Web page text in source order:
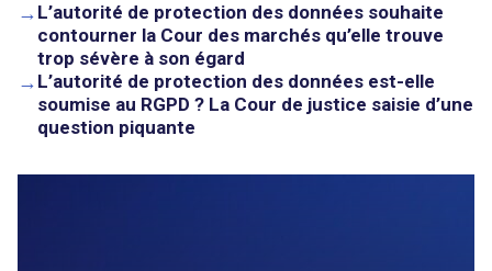
→ L’autorité de protection des données souhaite
contourner la Cour des marchés qu’elle trouve
trop sévère à son égard
→ L’autorité de protection des données est-elle
soumise au RGPD ? La Cour de justice saisie d’une
question piquante